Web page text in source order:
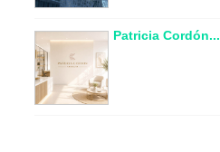
Patricia Cordón...